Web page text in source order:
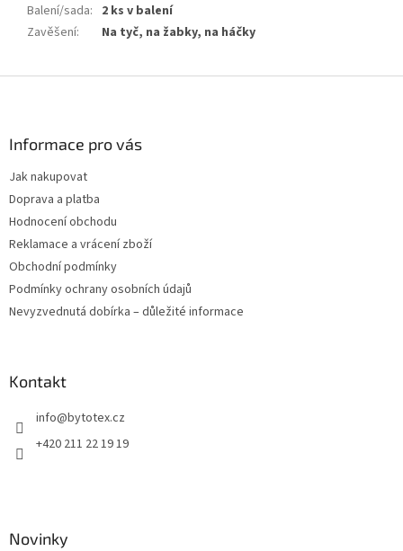
Balení/sada: 2 ks v balení
Zavěšení: Na tyč, na žabky, na háčky
Informace pro vás
Jak nakupovat
Doprava a platba
Hodnocení obchodu
Reklamace a vrácení zboží
Obchodní podmínky
Podmínky ochrany osobních údajů
Nevyzvednutá dobírka – důležité informace
Kontakt
info@bytotex.cz
+420 211 22 19 19
Novinky